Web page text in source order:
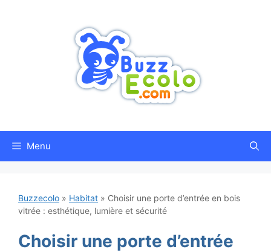
Menu
Buzzecolo » Habitat » Choisir une porte d’entrée en bois
vitrée : esthétique, lumière et sécurité
Choisir une porte d’entrée